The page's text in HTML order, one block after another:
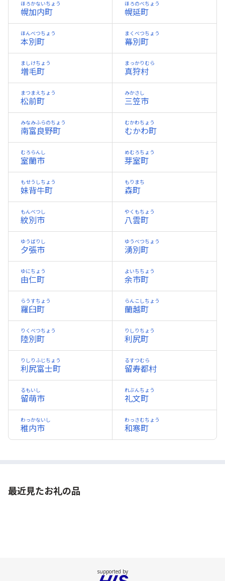
幌加内町
ほろかないちょう
幌延町
ほろのべちょう
本別町
ほんべつちょう
幕別町
まくべつちょう
増毛町
ましけちょう
真狩村
まっかりむら
松前町
まつまえちょう
三笠市
みかさし
南富良野町
みなみふらのちょう
むかわ町
むかわちょう
室蘭市
むろらんし
芽室町
めむろちょう
妹背牛町
もせうしちょう
森町
もりまち
紋別市
もんべつし
八雲町
やくもちょう
夕張市
ゆうばりし
湧別町
ゆうべつちょう
由仁町
ゆにちょう
余市町
よいちちょう
羅臼町
らうすちょう
蘭越町
らんこしちょう
陸別町
りくべつちょう
利尻町
りしりちょう
利尻富士町
りしりふじちょう
留寿都村
るすつむら
留萌市
るもいし
礼文町
れぶんちょう
稚内市
わっかないし
和寒町
わっさむちょう
最近見たお礼の品